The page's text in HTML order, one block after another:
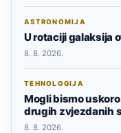
ASTRONOMIJA
U rotaciji galaksija
8. 8. 2026.
TEHNOLOGIJA
Mogli bismo
drugih zvjezdanih
8. 8. 2026.